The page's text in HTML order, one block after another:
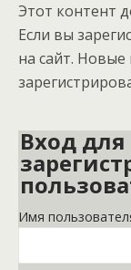
Этот контент
Если вы
на сайт. Новые
Вход для
Имя